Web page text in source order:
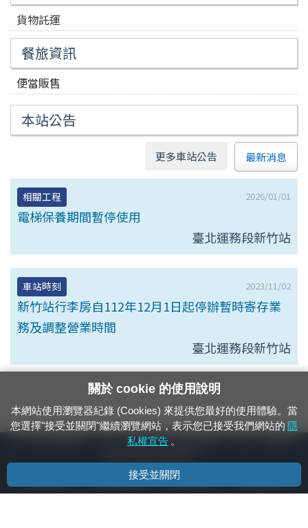
貨物託運
餐旅資訊
便當販售
本站公告
更多車站公告 最新消息
相關工程 2026/01/01
電梯保養期間暫停使用
臺北運務段新竹站
車站時刻 2023/11/02
新竹站行李房自112年12月1日起停辦暫時寄存業
務及調整營業時間
臺北運務段新竹站
24小時緊急通報電話：1933（市話、手機，僅限發現軌道、平交道、橋樑及隧
資通安全政策 著作權聲明
關於 cookie 的使用說明
本網站使用瀏覽器紀錄 (Cookies) 來提供您最好的使用體驗。當
您選擇"接受並關閉"繼續瀏覽網站，表示您已接受我們網站的 隱
私權宣告 。
接受並關閉